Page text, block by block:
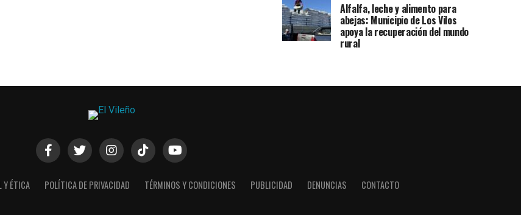
Alfalfa, leche y alimento para
abejas: Municipio de Los Vilos
apoya la recuperación del mundo
rural
Y ÉTICA POLÍTICA DE PRIVACIDAD TÉRMINOS Y CONDICIONES PUBLICIDAD DENUNCIAS CONTACTO